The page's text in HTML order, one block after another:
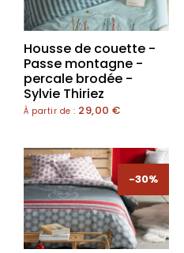
Housse de couette -
Passe montagne -
percale brodée -
Sylvie Thiriez
À partir de : 29,00 €
-30%
-30%